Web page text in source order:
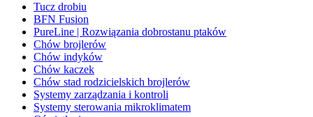
Tucz drobiu
BFN Fusion
PureLine | Rozwiązania dobrostanu ptaków
Chów brojlerów
Chów indyków
Chów kaczek
Chów stad rodzicielskich brojlerów
Systemy zarządzania i kontroli
Systemy sterowania mikroklimatem